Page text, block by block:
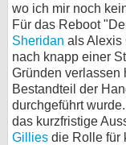
wo ich mir noch
Für das Reboot
Sheridan als Alexis
nach knapp einer
Gründen verlassen
Bestandteil der
durchgeführt
das kurzfristige
Gillies die Rolle für